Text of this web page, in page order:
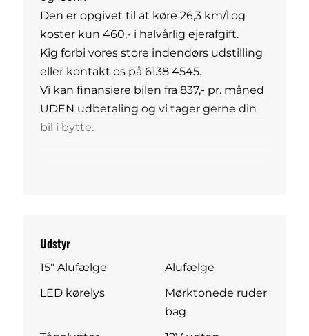
Den er opgivet til at køre 26,3 km/l.og
koster kun 460,- i halvårlig ejerafgift.
Kig forbi vores store indendørs udstilling
eller kontakt os på 6138 4545.
Vi kan finansiere bilen fra 837,- pr. måned
UDEN udbetaling og vi tager gerne din
bil i bytte.
Udstyr
15" Alufælge
Alufælge
LED kørelys
Mørktonede ruder
bag